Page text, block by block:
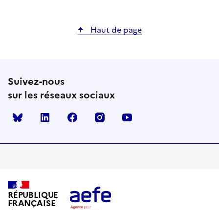
Haut de page
Suivez-nous
sur les réseaux sociaux
Bluesky linkedin facebook instagram
RÉPUBLIQUE
FRANÇAISE